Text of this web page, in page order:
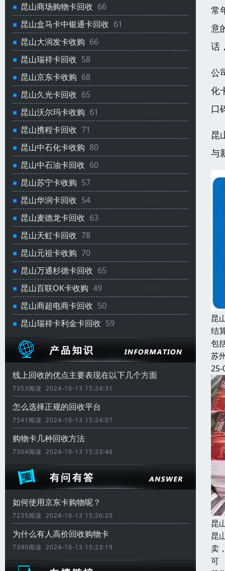
昆山商场购物卡回收 66
昆山盒马卡中银通卡回收 61
昆山大润发卡收购 66
昆山瑞祥卡回收 58
昆山京东卡收购 68
昆山久光卡回收 65
昆山沃尔玛卡收购 61
昆山携程卡回收 71
昆山中石化卡收购 80
昆山中石油卡回收 60
昆山苏宁卡收购 57
昆山华润卡回收 54
昆山麦德龙卡回收 63
昆山天虹卡回收 78
昆山元祖卡收购 70
昆山万通杉德卡回收 65
昆山百联OK卡收购 49
昆山商超电商卡回收 50
昆山瑞祥卡利金卡回收 59
线上回收的优点主要表现在以下几个方面
7353阅读 2024-10-13 15:24:31
怎么选择正规的回收平台
7541阅读 2024-10-13 15:24:07
购物卡几种回收方法
7304阅读 2024-10-13 15:23:46
如何使用京东卡购物呢？
7235阅读 2024-10-13 15:26:20
为什么有人高价回收购物卡
7390阅读 2024-10-13 15:23:19
常
意
话
公
化
口
昆
与
昆
结
包
苏
25-
昆
昆
卖
可